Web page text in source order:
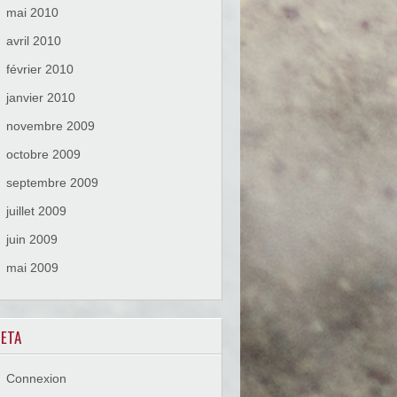
mai 2010
avril 2010
février 2010
janvier 2010
novembre 2009
octobre 2009
septembre 2009
juillet 2009
juin 2009
mai 2009
Connexion